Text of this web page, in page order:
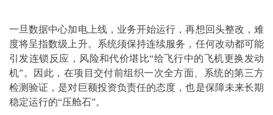
一旦数据中心加电上线，业务开始运行，再想回头整改，难
度将呈指数级上升。系统须保持连续服务，任何改动都可能
引发连锁反应，风险和代价堪比“给飞行中的飞机更换发动
机”。因此，在项目交付前组织一次全方面、系统的第三方
检测验证，是对巨额投资负责任的态度，也是保障未来长期
稳定运行的“压舱石”。